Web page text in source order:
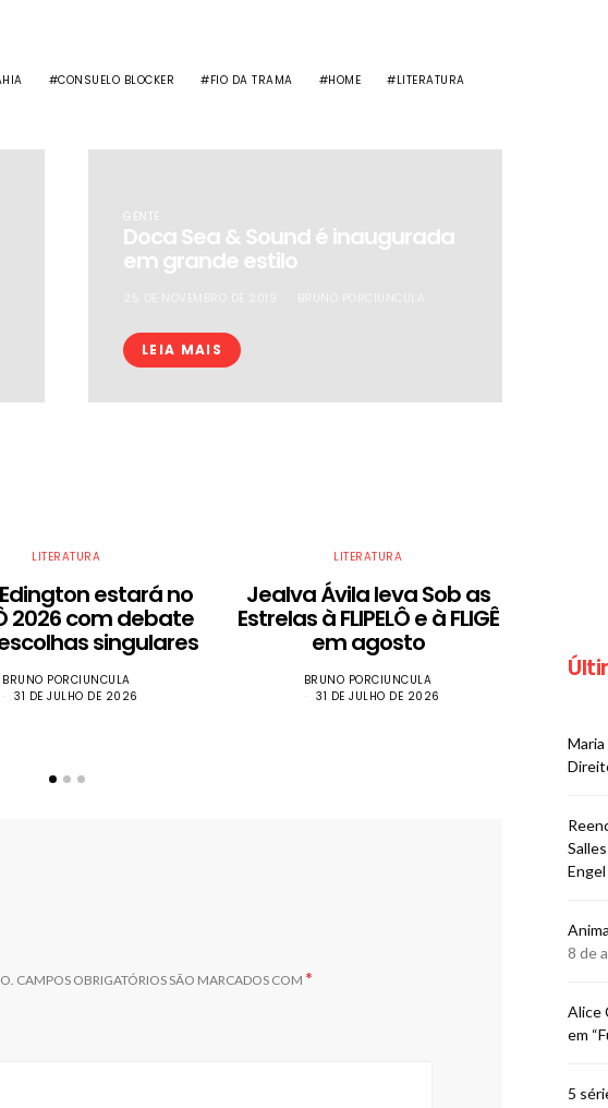
CONSUELO BLOCKER FIO DA TRAMA HOME LITERATURA
GENTE
Doca Sea & Sound é inaugurada
em grande estilo
LEIA MAIS
LITERATURA
estará no
2026 com debate
singulares
BRUNO PORCIUNCULA
31 DE JULHO DE 2026
LITERATURA
Jealva Ávila leva Sob as
Estrelas à FLIPELÔ e à FLIGÊ
em agosto
BRUNO PORCIUNCULA
31 DE JULHO DE 2026
CAMPOS OBRIGATÓRIOS SÃO MARCADOS COM *
Engel
8 de
Alice
em
5